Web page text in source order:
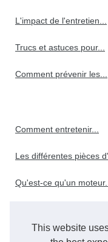
This website
L'impact de l'entretien...
Trucs et astuces pour...
Comment prévenir les...
Comment entretenir...
Les différentes pièces
Qu'est-ce qu'un
Le rôle crucial de